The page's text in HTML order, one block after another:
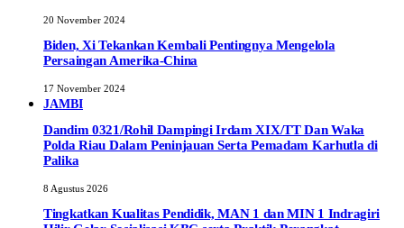
20 November 2024
Biden, Xi Tekankan Kembali Pentingnya Mengelola
Persaingan Amerika-China
17 November 2024
JAMBI
Dandim 0321/Rohil Dampingi Irdam XIX/TT Dan Waka
Polda Riau Dalam Peninjauan Serta Pemadam Karhutla di
Palika
8 Agustus 2026
Tingkatkan Kualitas Pendidik, MAN 1 dan MIN 1 Indragiri